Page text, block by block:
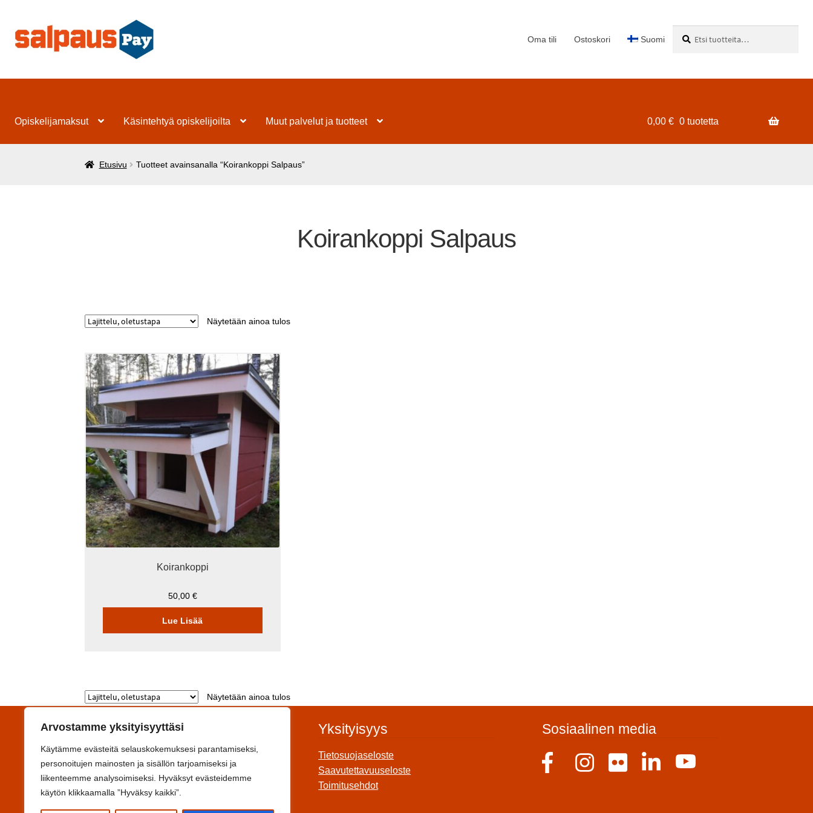
Arvostamme yksityisyyttäsi
Käytämme evästeitä selauskokemuksesi parantamiseksi,
personoitujen mainosten ja sisällön tarjoamiseksi ja
liikenteemme analysoimiseksi. Hyväksyt evästeidemme
käytön klikkaamalla ”Hyväksy kaikki”.
Siirry
Siirry
Oma tili Ostoskori Suomi
Haku
Opiskelijamaksut Käsintehtyä opiskelijoilta Muut palvelut ja tuotteet 0,00€ 0 tuotetta
Etusivu Tuotteet avainsanalla “Koirankoppi Salpaus”
Koirankoppi Salpaus
Näytetään ainoa tulos
Koirankoppi
50,00 €
Lue Lisää
Näytetään ainoa tulos
Yhteystiedot
Koulutuskeskus Salpaus -kuntayhtymä
Svinhufvudinkatu 6F, 15110 Lahti
Y-tunnus 0993644-6
Ota yhteyttä
Yksityisyys
Tietosuojaseloste
Saavutettavuuseloste
Toimitusehdot
Sosiaalinen media